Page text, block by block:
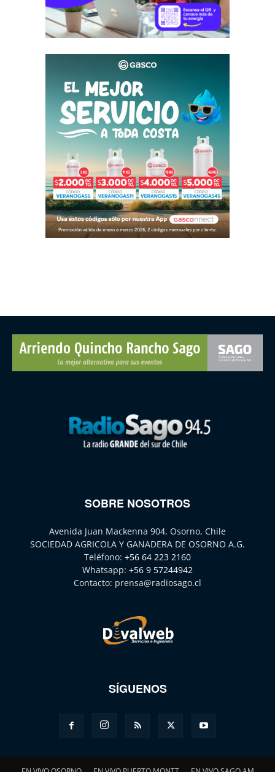
SOBRE NOSOTROS
Avenida Juan Mackenna 904, Osorno, Chile
SOCIEDAD AGRICOLA Y GANADERA DE OSORNO A.G.
Teléfono: +56 64 223 2160
Whatsapp: +56 9 57244942
Contacto: prensa@radiosago.cl
SÍGUENOS